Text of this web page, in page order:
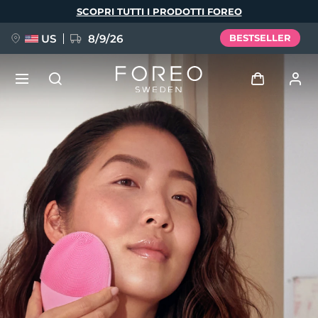
SCOPRI TUTTI I PRODOTTI FOREO
US 8/9/26 BESTSELLER
I miei dispositivi
I miei ordini
I miei indirizzi
I miei abbonamenti
NUOVO
FAQ™ Pure Beauty-Tech Elixir
BREAKING NEWS
issa™ Teeth Whitening Set
Lingua
English Deutsch
Español
Français
Italiano
Português
Polski
Svenska
Русский
Türkçe
简体中文 繁體中文